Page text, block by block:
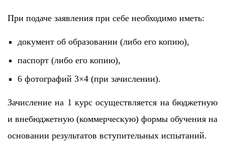
При подаче заявления при себе необходимо иметь:
документ об образовании (либо его копию),
паспорт (либо его копию),
6 фотографий 3×4 (при зачислении).
Зачисление на 1 курс осуществляется на бюджетную
и внебюджетную (коммерческую) формы обучения на
основании результатов вступительных испытаний.